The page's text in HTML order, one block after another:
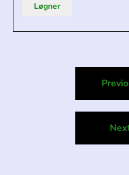
Løgner
navigation